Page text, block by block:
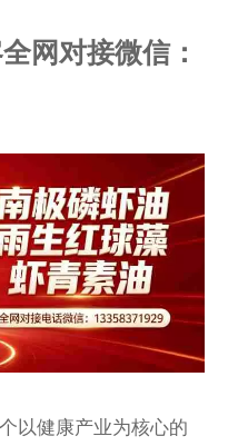
网对接微信：
以健康产业为核心的